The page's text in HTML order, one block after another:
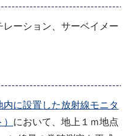
ーション、サーベイメー
に設置した放射線モニタ
において、地上１ｍ地点